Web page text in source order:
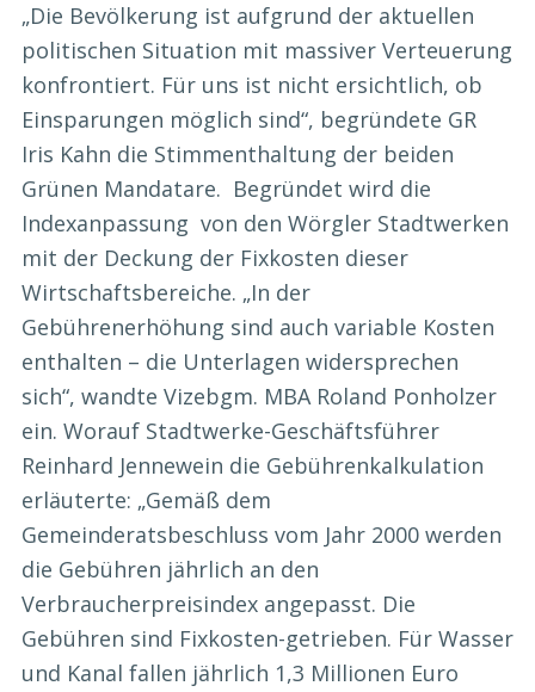
„Die Bevölkerung ist aufgrund der aktuellen
politischen Situation mit massiver Verteuerung
konfrontiert. Für uns ist nicht ersichtlich, ob
Einsparungen möglich sind“, begründete GR
Iris Kahn die Stimmenthaltung der beiden
Grünen Mandatare. Begründet wird die
Indexanpassung von den Wörgler Stadtwerken
mit der Deckung der Fixkosten dieser
Wirtschaftsbereiche. „In der
Gebührenerhöhung sind auch variable Kosten
enthalten – die Unterlagen widersprechen
sich“, wandte Vizebgm. MBA Roland Ponholzer
ein. Worauf Stadtwerke-Geschäftsführer
Reinhard Jennewein die Gebührenkalkulation
erläuterte: „Gemäß dem
Gemeinderatsbeschluss vom Jahr 2000 werden
die Gebühren jährlich an den
Verbraucherpreisindex angepasst. Die
Gebühren sind Fixkosten-getrieben. Für Wasser
und Kanal fallen jährlich 1,3 Millionen Euro